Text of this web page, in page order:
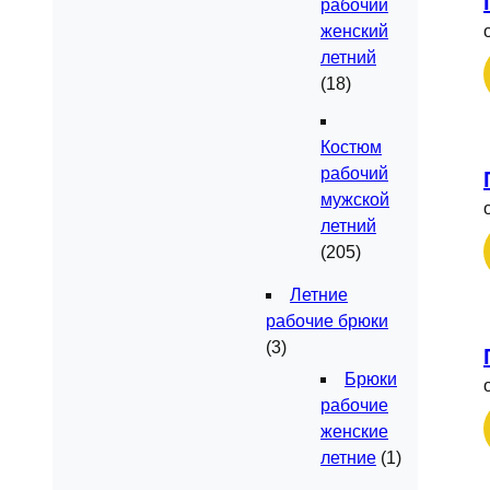
рабочий
женский
летний
(18)
Костюм
рабочий
мужской
летний
(205)
Летние
рабочие брюки
(3)
Брюки
рабочие
женские
летние (1)